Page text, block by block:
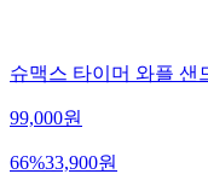
슈맥스 타이머 와플 샌
99,000원
66%33,900원